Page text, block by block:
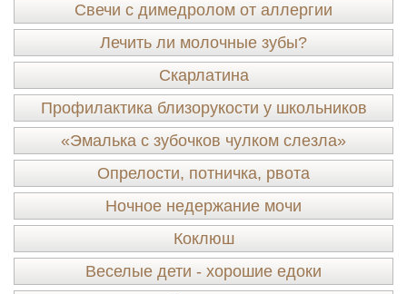
Свечи с димедролом от аллергии
Лечить ли молочные зубы?
Скарлатина
Профилактика близорукости у школьников
«Эмалька с зубочков чулком слезла»
Опрелости, потничка, рвота
Ночное недержание мочи
Коклюш
Веселые дети - хорошие едоки